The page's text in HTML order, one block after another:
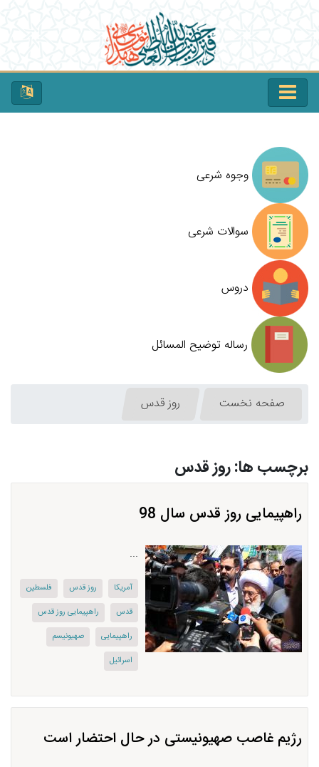
وجوه شرعی
سوالات شرعی
دروس
رساله توضیح المسائل
صفحه نخست روز قدس
برچسب ها: روز قدس
راهپیمایی روز قدس سال 98
...
آمریكا روز قدس
فلسطین
قدس
راهپیمایی روز قدس
راهپیمایی
صهیونیسم
اسرائیل
رژیم غاصب صهیونیستی در حال احتضار است